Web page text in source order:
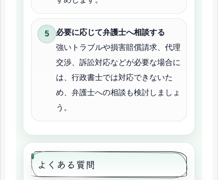
必要に応じて弁護士へ相談する
強いトラブルや損害賠償請求、代理
交渉、訴訟対応などが必要な場合に
は、行政書士では対応できないた
め、弁護士への相談も検討しましょ
う。
よくある質問